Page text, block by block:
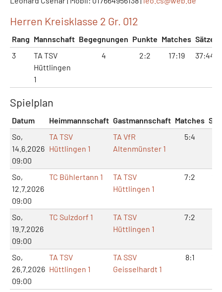
Herren Kreisklasse 2 Gr. 012
Rang Mannschaft Begegnungen Punkte Matches Sätze
3
TA TSV
Hüttlingen
1
4 2:2 17:19 37:44
Spielplan
Datum Heimmannschaft Gastmannschaft Matches
So,
14.6.2026
09:00
TA TSV
Hüttlingen 1
TA VfR
Altenmünster 1
5:4
So,
12.7.2026
09:00
TC Bühlertann 1
TA TSV
Hüttlingen 1
7:2
So,
19.7.2026
09:00
TC Sulzdorf 1
TA TSV
Hüttlingen 1
7:2
So,
26.7.2026
09:00
TA TSV
Hüttlingen 1
TA SSV
Geisselhardt 1
8:1